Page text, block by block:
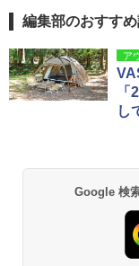
編集部のおすす
ア
し
Google 検